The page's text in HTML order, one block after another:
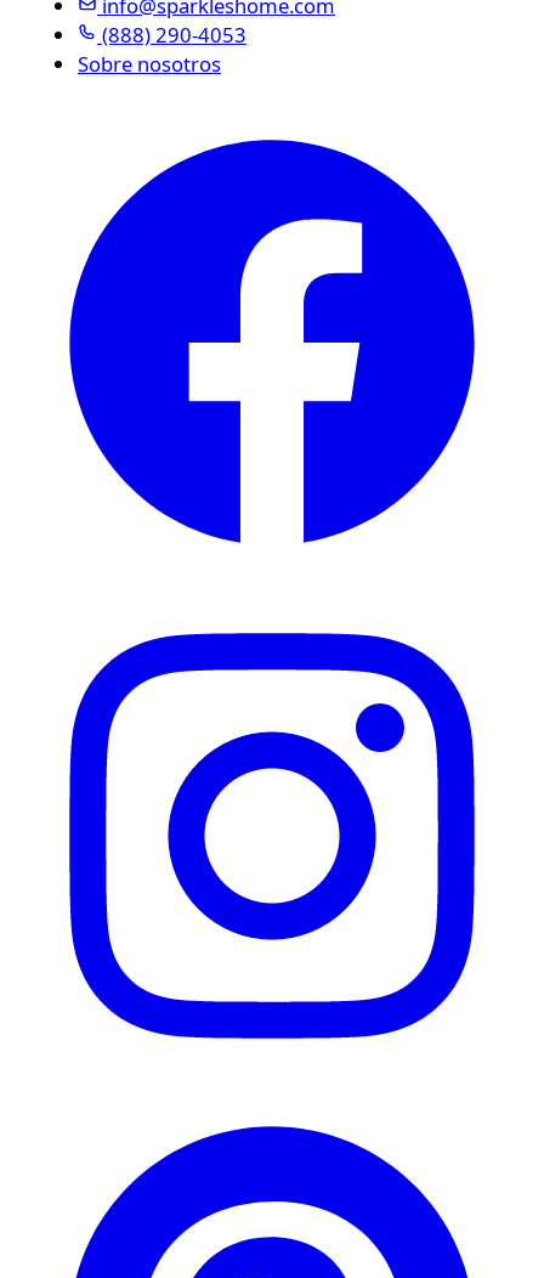
info@sparkleshome.com
(888) 290-4053
Sobre nosotros